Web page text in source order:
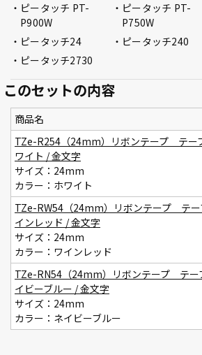
このセットの内容
商品名
TZe-R254（24mm）リボンテープ テー
ワイト / 金文字
サイズ：24mm
カラー：ホワイト
TZe-RW54（24mm）リボンテープ テー
インレッド / 金文字
サイズ：24mm
カラー：ワインレッド
TZe-RN54（24mm）リボンテープ テー
イビーブルー / 金文字
サイズ：24mm
カラー：ネイビーブルー
ピータッチ PT-
P900W
ピータッチ PT-
P750W
ピータッチ24
ピータッチ240
ピータッチ2730